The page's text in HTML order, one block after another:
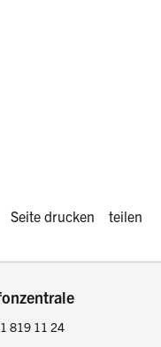
Diese Seite
Seite drucken teilen
819 11 24